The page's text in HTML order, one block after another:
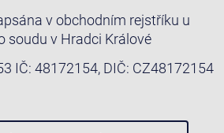
v obchodním rejstříku u
soudu v Hradci Králové
IČ: 48172154, DIČ: CZ48172154